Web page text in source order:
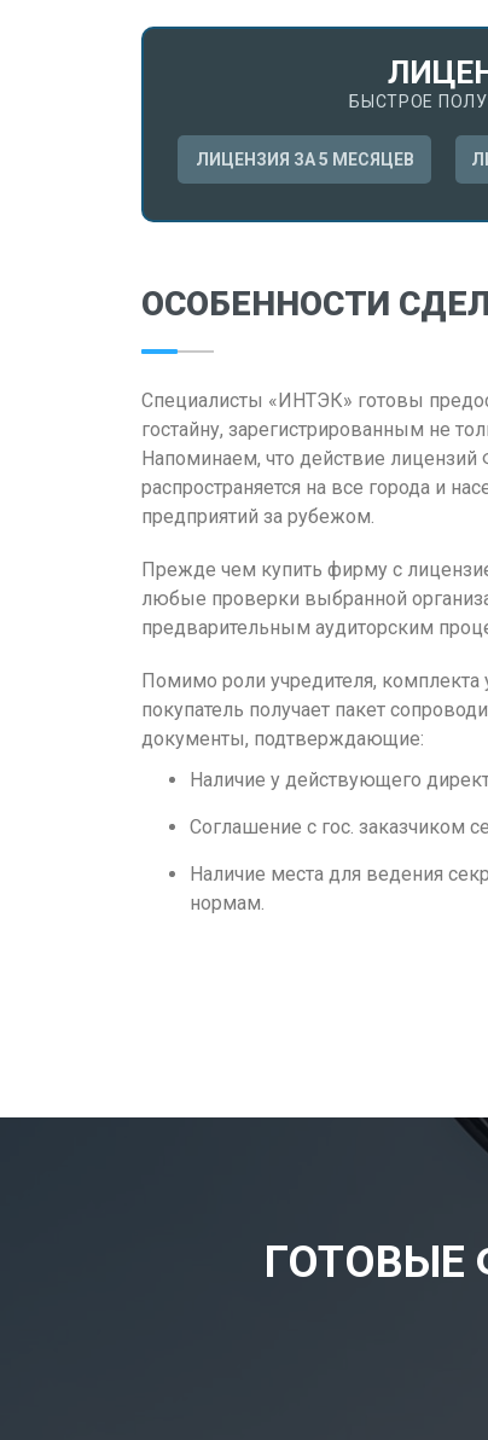
БЫСТРОЕ
ЛИЦЕНЗИЯ ЗА 5 МЕСЯЦЕВ
ОСОБЕННОСТИ
Специалисты «ИНТЭК» готовы
гостайну, зарегистрированным не
Напоминаем, что действие
распространяется на все города и
предприятий за рубежом.
Прежде чем купить фирму с
любые проверки выбранной
предварительным аудиторским
Помимо роли учредителя,
покупатель получает пакет
документы, подтверждающие:
Наличие у действующего
Соглашение с гос. заказчиком
Наличие места для ведения
нормам.
ГОТОВЫЕ